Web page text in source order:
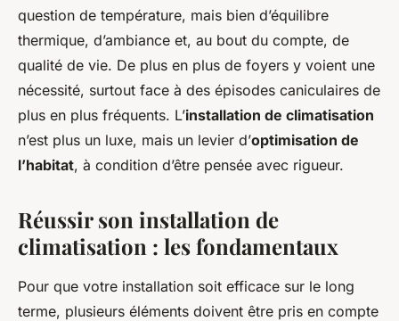
question de température, mais bien d’équilibre
thermique, d’ambiance et, au bout du compte, de
qualité de vie. De plus en plus de foyers y voient une
nécessité, surtout face à des épisodes caniculaires de
plus en plus fréquents. L’installation de climatisation
n’est plus un luxe, mais un levier d’optimisation de
l’habitat, à condition d’être pensée avec rigueur.
Réussir son installation de
climatisation : les fondamentaux
Pour que votre installation soit efficace sur le long
terme, plusieurs éléments doivent être pris en compte